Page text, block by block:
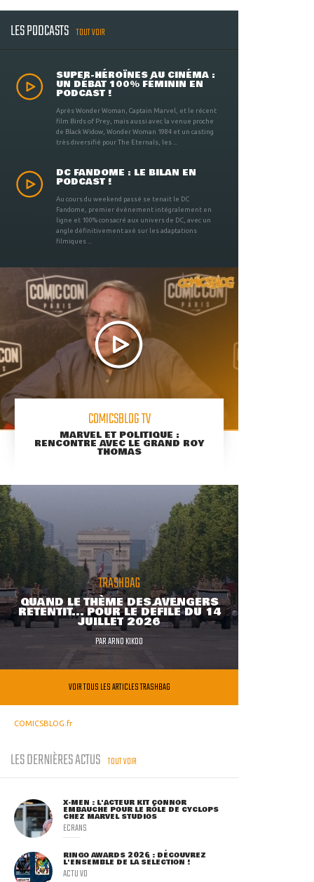
LES PODCASTS TOUT VOIR
SUPER-HÉROÏNES AU CINÉMA :
UN DÉBAT 100% FÉMININ EN
PODCAST !
Après Wonder Woman, Captain Marvel, et le récent
film Birds of Prey, mais aussi avec la venue proche
de Black Widow, Wonder Woman 1984 et un casting
très diversifié pour The Eternals, les ...
DC FANDOME : LE BILAN EN
PODCAST !
Au cours du weekend passé se tenait le DC
Fandome, premier évènement intégralement en
ligne et 100% consacré aux univers de DC, avec un
angle définitivement axé sur les adaptations
filmiques ...
COMICSBLOG TV
MARVEL ET POLITIQUE :
RENCONTRE AVEC LE GRAND ROY
THOMAS
TRASHBAG
QUAND LE THÈME DES AVENGERS
RETENTIT... POUR LE DÉFILÉ DU 14
JUILLET 2026
PARARNO KIKOO
VOIR TOUS LES ARTICLES TRASHBAG
COMICSBLOG.fr
LES DERNIÈRES ACTUS TOUT VOIR
X-MEN : L'ACTEUR KIT CONNOR
EMBAUCHÉ POUR LE RÔLE DE CYCLOPS
CHEZ MARVEL STUDIOS
ECRANS
RINGO AWARDS 2026 : DÉCOUVREZ
L'ENSEMBLE DE LA SÉLECTION !
ACTU VO